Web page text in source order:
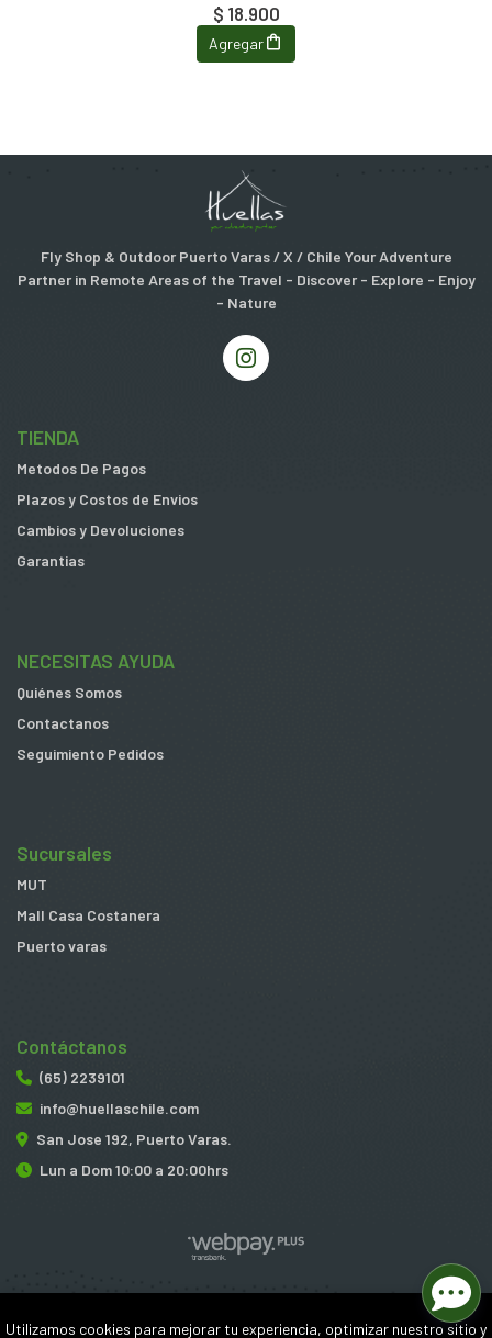
$ 18.900
Agregar
Fly Shop & Outdoor Puerto Varas / X / Chile Your Adventure
Partner in Remote Areas of the Travel - Discover - Explore - Enjoy
- Nature
TIENDA
Metodos De Pagos
Plazos y Costos de Envios
Cambios y Devoluciones
Garantias
NECESITAS AYUDA
Quiénes Somos
Contactanos
Seguimiento Pedidos
Sucursales
MUT
Mall Casa Costanera
Puerto varas
Contáctanos
(65) 2239101
info@huellaschile.com
San Jose 192, Puerto Varas.
Lun a Dom 10:00 a 20:00hrs
Utilizamos cookies para mejorar tu experiencia, optimizar nuestro sitio y